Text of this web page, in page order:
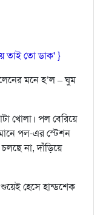
তাই তো ডাক' }
মনে হ’ল – ঘুম
খোলা। পল বেরিয়ে
পল-এর স্টেশন
না, দাঁড়িয়ে
হেসে হান্ডশেক